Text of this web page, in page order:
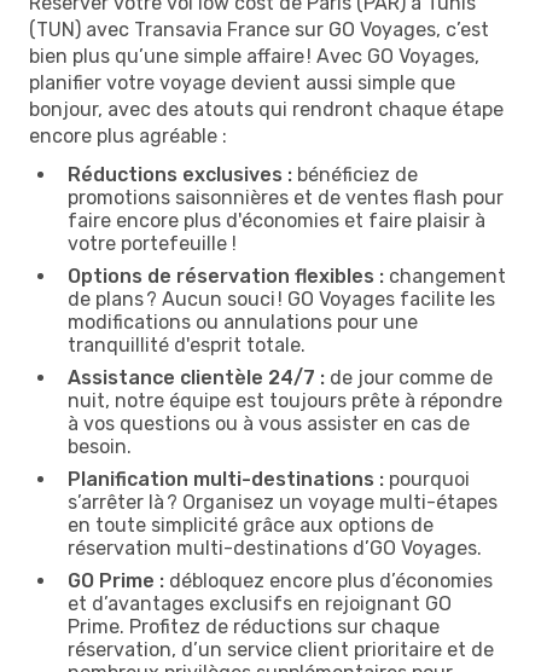
(TUN) avec Transavia France sur GO Voyages, c’est
bien plus qu’une simple affaire ! Avec GO Voyages,
planifier votre voyage devient aussi simple que
bonjour, avec des atouts qui rendront chaque étape
encore plus agréable :
Réductions exclusives : bénéficiez de
promotions saisonnières et de ventes flash pour
faire encore plus d'économies et faire plaisir à
votre portefeuille !
Options de réservation flexibles : changement
de plans ? Aucun souci ! GO Voyages facilite les
modifications ou annulations pour une
tranquillité d'esprit totale.
Assistance clientèle 24/7 : de jour comme de
nuit, notre équipe est toujours prête à répondre
à vos questions ou à vous assister en cas de
besoin.
Planification multi-destinations : pourquoi
s’arrêter là ? Organisez un voyage multi-étapes
en toute simplicité grâce aux options de
réservation multi-destinations d’GO Voyages.
GO Prime : débloquez encore plus d’économies
et d’avantages exclusifs en rejoignant GO
Prime. Profitez de réductions sur chaque
réservation, d’un service client prioritaire et de